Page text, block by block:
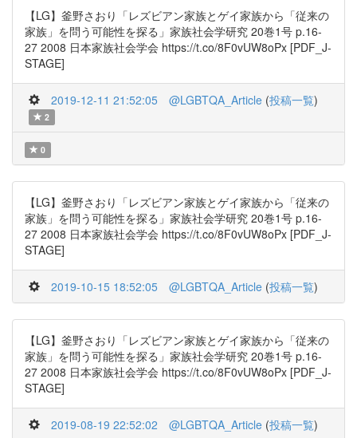
【LG】釜野さおり「レズビアン家族とゲイ家族から「従来の
家族」を問う可能性を探る」家族社会学研究 20巻1号 p.16-
27 2008 日本家族社会学会 https://t.co/8F0vUW8oPx [PDF_J-
STAGE]
2019-12-11 21:52:05 @LGBTQA_Article (投稿一覧)
2
0
【LG】釜野さおり「レズビアン家族とゲイ家族から「従来の
家族」を問う可能性を探る」家族社会学研究 20巻1号 p.16-
27 2008 日本家族社会学会 https://t.co/8F0vUW8oPx [PDF_J-
STAGE]
2019-10-15 18:52:05 @LGBTQA_Article (投稿一覧)
【LG】釜野さおり「レズビアン家族とゲイ家族から「従来の
家族」を問う可能性を探る」家族社会学研究 20巻1号 p.16-
27 2008 日本家族社会学会 https://t.co/8F0vUW8oPx [PDF_J-
STAGE]
2019-08-19 22:52:02 @LGBTQA_Article (投稿一覧)